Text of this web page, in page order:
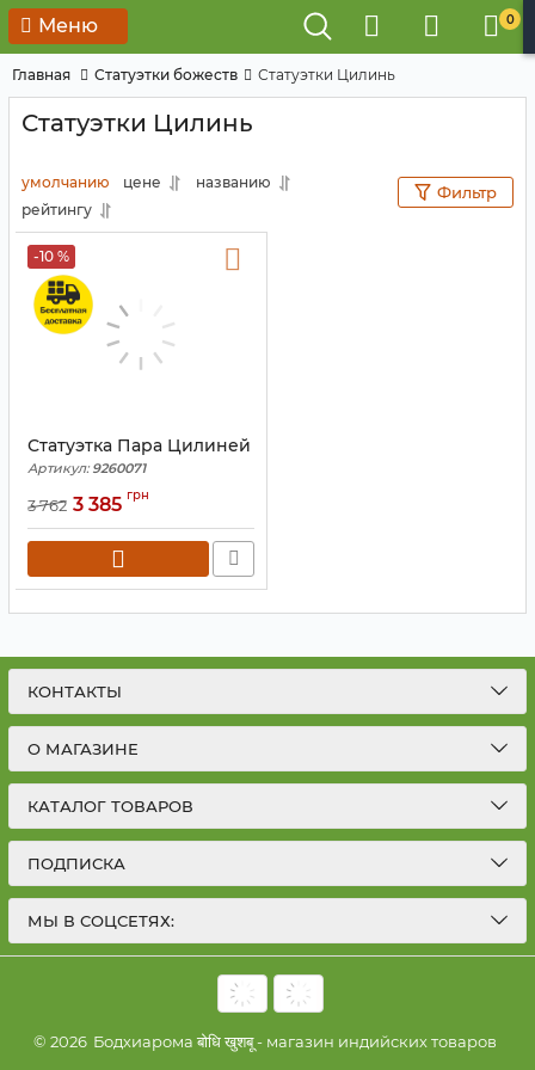
Меню 0
Главная Статуэтки божеств Статуэтки Цилинь
Статуэтки Цилинь
умолчанию цене
названию
рейтингу
Фильтр
-10 %
Статуэтка Пара Цилиней
Артикул: 9260071
3 762 3 385 грн
КОНТАКТЫ
О МАГАЗИНЕ
КАТАЛОГ ТОВАРОВ
ПОДПИСКА
МЫ В СОЦСЕТЯХ:
© 2026 Бодхиарома बोधि खुशबू - магазин индийских товаров